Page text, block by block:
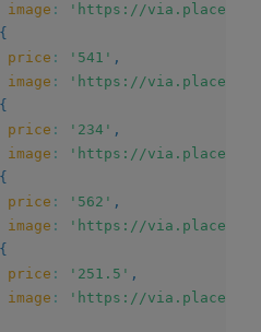
image :
'https://
{
price : '541' ,
image :
'https://
{
price : '234' ,
image :
'https://
{
price : '562' ,
image :
'https://
{
price : '251.5' ,
image :
'https://